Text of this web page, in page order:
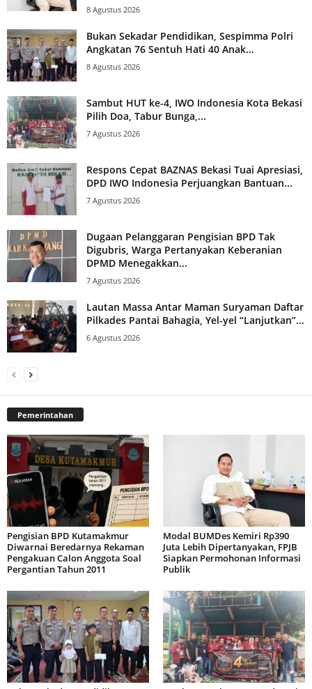
8 Agustus 2026
Bukan Sekadar Pendidikan, Sespimma Polri
Angkatan 76 Sentuh Hati 40 Anak...
8 Agustus 2026
Sambut HUT ke-4, IWO Indonesia Kota Bekasi
Pilih Doa, Tabur Bunga,...
7 Agustus 2026
Respons Cepat BAZNAS Bekasi Tuai Apresiasi,
DPD IWO Indonesia Perjuangkan Bantuan...
7 Agustus 2026
Dugaan Pelanggaran Pengisian BPD Tak
Digubris, Warga Pertanyakan Keberanian
DPMD Menegakkan...
7 Agustus 2026
Lautan Massa Antar Maman Suryaman Daftar
Pilkades Pantai Bahagia, Yel-yel “Lanjutkan”...
6 Agustus 2026
Pemerintahan
Pengisian BPD Kutamakmur
Diwarnai Beredarnya Rekaman
Pengakuan Calon Anggota Soal
Pergantian Tahun 2011
Modal BUMDes Kemiri Rp390
Juta Lebih Dipertanyakan, FPJB
Siapkan Permohonan Informasi
Publik